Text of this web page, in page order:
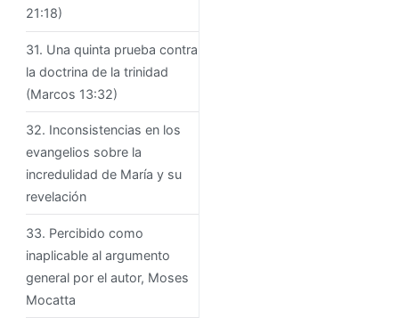
21:18)
31. Una quinta prueba contra
la doctrina de la trinidad
(Marcos 13:32)
32. Inconsistencias en los
evangelios sobre la
incredulidad de María y su
revelación
33. Percibido como
inaplicable al argumento
general por el autor, Moses
Mocatta